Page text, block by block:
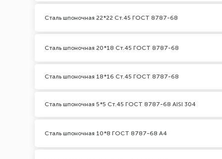
Сталь шпоночная 22*22 Ст.45 ГОСТ 8787-68
Сталь шпоночная 20*18 Ст.45 ГОСТ 8787-68
Сталь шпоночная 18*16 Ст.45 ГОСТ 8787-68
Сталь шпоночная 5*5 Ст.45 ГОСТ 8787-68 AISI 304
Сталь шпоночная 10*8 ГОСТ 8787-68 А4